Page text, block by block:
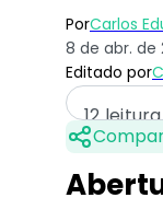
PorCarlos
8 de abr. de
Editado por
12